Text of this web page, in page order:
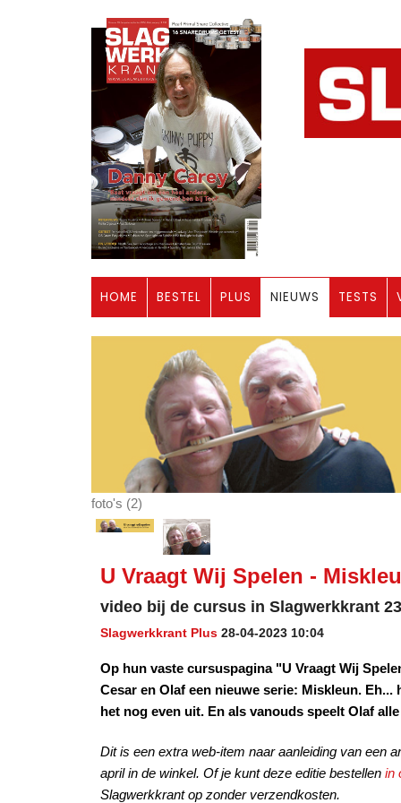
HOME BESTEL PLUS NIEUWS TESTS
foto's (2)
U Vraagt Wij Spelen -
video bij de cursus in Slagwerkkrant
Slagwerkkrant Plus 28-04-2023 10:04
Op hun vaste cursuspagina "U Vraagt Wij
Cesar en Olaf een nieuwe serie: Miskleun.
het nog even uit. En als vanouds speelt Olaf
Dit is een extra web-item naar aanleiding van een
april in de winkel. Of je kunt deze editie bestellen in
Slagwerkkrant op zonder verzendkosten.